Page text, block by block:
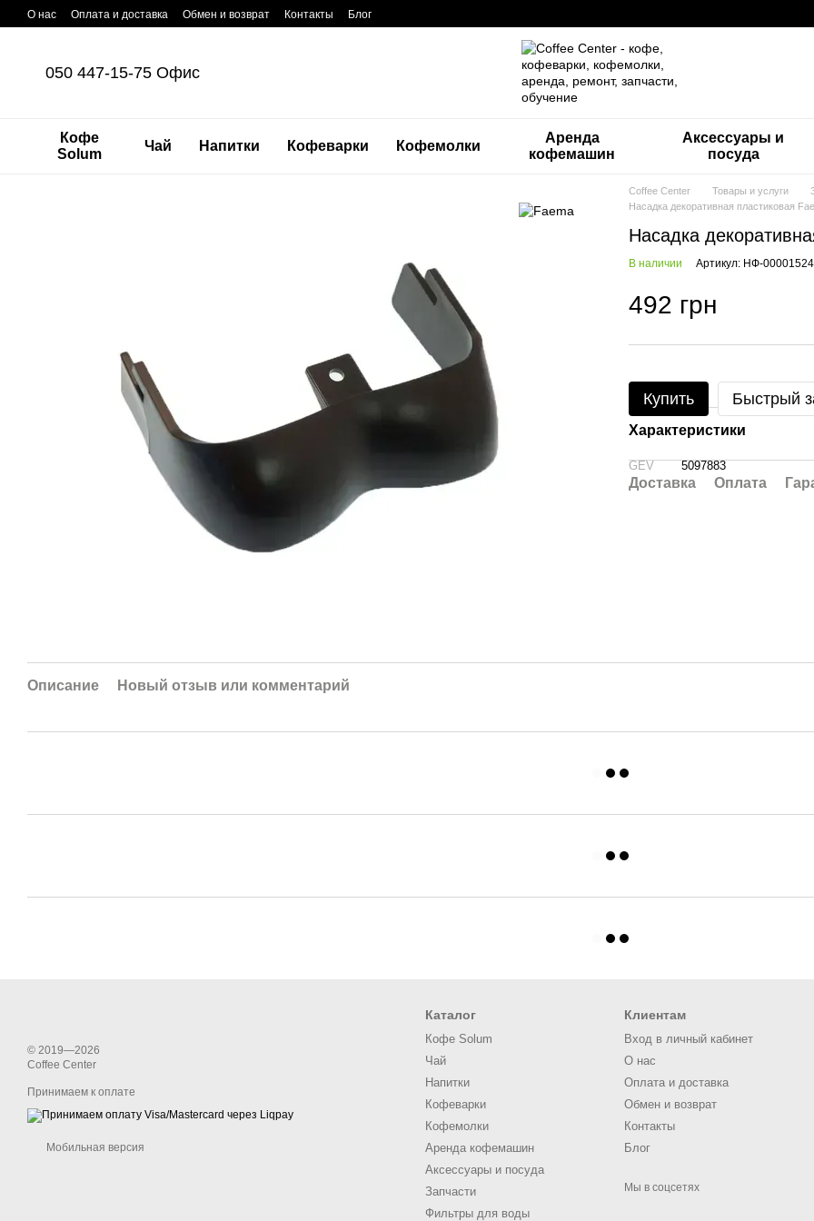
Перейти к основному контенту
О нас Оплата и доставка Обмен и возврат Контакты Блог
050 447-15-75 Офис
Кофе
Solum
Чай Напитки Кофеварки Кофемолки
Аренда
кофемашин
Аксессуары и
посуда
Coffee Center Товары и услуги
Насадка декоративная пластиковая
Насадка
В наличии Артикул: НФ-00001524
492 грн
Купить Быстрый
Характеристики
GEV 5097883
Доставка Оплата
Описание Новый отзыв или комментарий
© 2019—2026
Coffee Center
Принимаем к оплате
Мобильная версия
Каталог
Кофе Solum
Чай
Напитки
Кофеварки
Кофемолки
Аренда кофемашин
Аксессуары и посуда
Запчасти
Фильтры для воды
Клиентам
Вход в личный кабинет
О нас
Оплата и доставка
Обмен и возврат
Контакты
Блог
Мы в соцсетях